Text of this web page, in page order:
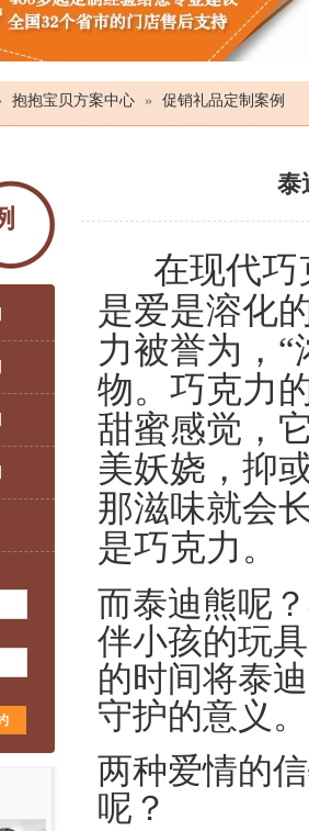
抱抱宝贝方案中心 » 促销礼品定制案例
泰
在现代巧
是爱是溶化
力被誉为，
物。巧克力
甜蜜感觉，
美妖娆，抑
那滋味就会
是巧克力 。
而泰迪熊呢
伴小孩的玩
的时间将泰
守护的意义。
两种爱情的
呢？